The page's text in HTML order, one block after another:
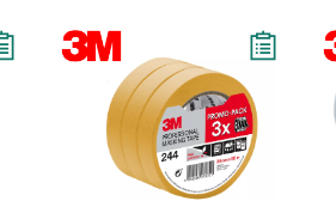
Köp Läs mer